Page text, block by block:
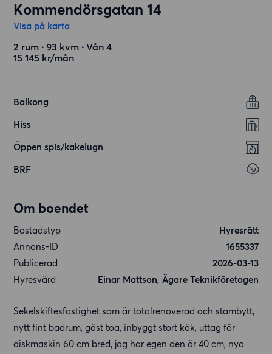
Kommendörsgatan 14
Visa på karta
2 rum ∙ 93 kvm ∙ Vån 4
15 145 kr/mån
Balkong
Hiss
Öppen spis/kakelugn
BRF
Om boendet
Bostadstyp
Hyresrätt
Annons-ID
1655337
Publicerad
2026-03-13
Hyresvärd
Einar Mattson, Ägare Teknikföretagen
Sekelskiftesfastighet som är totalrenoverad och stambytt,
nytt fint badrum, gäst toa, inbyggt stort kök, uttag för
diskmaskin 60 cm bred, jag har egen den är 40 cm, nya